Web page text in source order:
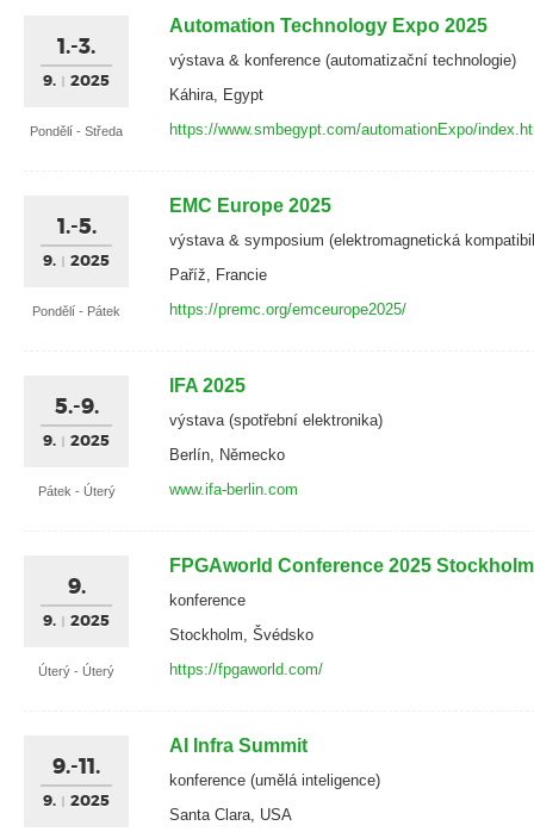
1.-3.
9. 2025
Pondělí - Středa
Automation Technology Expo 2025
výstava & konference (automatizační technologie)
Káhira, Egypt
https://www.smbegypt.com/automationExpo/
1.-5.
9. 2025
Pondělí - Pátek
EMC Europe 2025
výstava & symposium (elektromagnetická
Paříž, Francie
https://premc.org/emceurope2025/
5.-9.
9. 2025
Pátek - Úterý
IFA 2025
výstava (spotřební elektronika)
Berlín, Německo
www.ifa-berlin.com
9.
9. 2025
Úterý - Úterý
FPGAworld Conference 2025 Stockholm
konference
Stockholm, Švédsko
https://fpgaworld.com/
9.-11.
9. 2025
AI Infra Summit
konference (umělá inteligence)
Santa Clara, USA